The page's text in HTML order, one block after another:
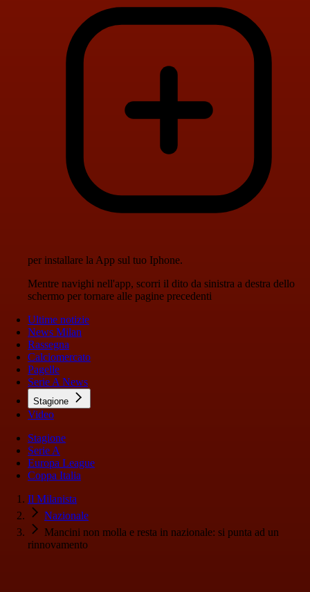
per installare la App sul tuo Iphone.
Mentre navighi nell'app, scorri il dito da sinistra a destra dello
schermo per tornare alle pagine precedenti
Ultime notizie
News Milan
Rassegna
Calciomercato
Pagelle
Serie A News
Stagione
Video
Stagione
Serie A
Europa League
Coppa Italia
Il Milanista
Nazionale
Mancini non molla e resta in nazionale: si punta ad un
rinnovamento